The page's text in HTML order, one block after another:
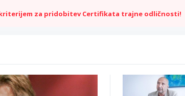
za pridobitev Certifikata trajne odličnosti!